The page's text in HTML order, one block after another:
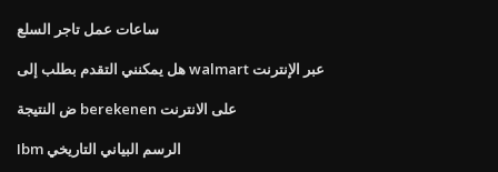
ساعات عمل تاجر السلع
هل يمكنني التقدم بطلب إلى walmart عبر الإنترنت
ض النتيجة berekenen على الانترنت
Ibm الرسم البياني التاريخي